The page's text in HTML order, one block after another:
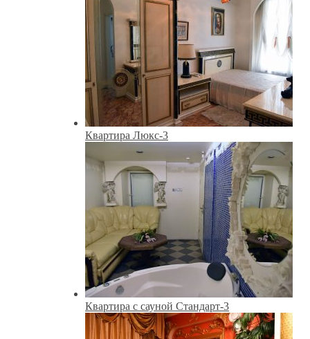
Квартира Люкс-3
Квартира с сауной Стандарт-3